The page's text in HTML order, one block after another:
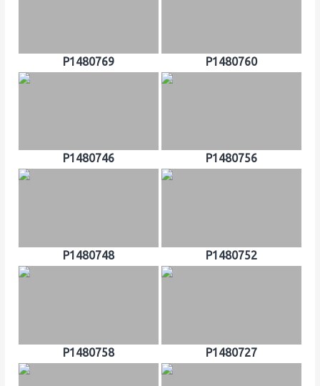
P1480769 P1480760
P1480746 P1480756
P1480748 P1480752
P1480758 P1480727